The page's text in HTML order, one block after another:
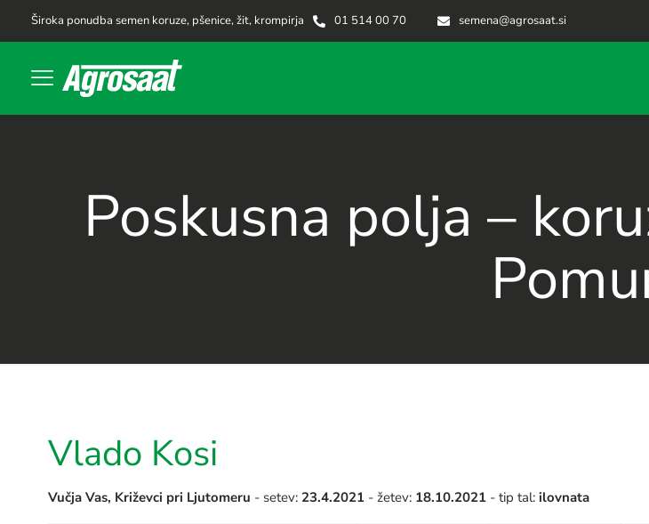
Široka ponudba semen koruze, pšenice, žit, krompirja 01 514 00 70 semena@agrosaat.si
Poskusna polja –
Vlado Kosi
Vučja Vas, Križevci pri Ljutomeru - setev: 23.4.2021 - žetev: 18.10.2021 - tip tal: ilovnata